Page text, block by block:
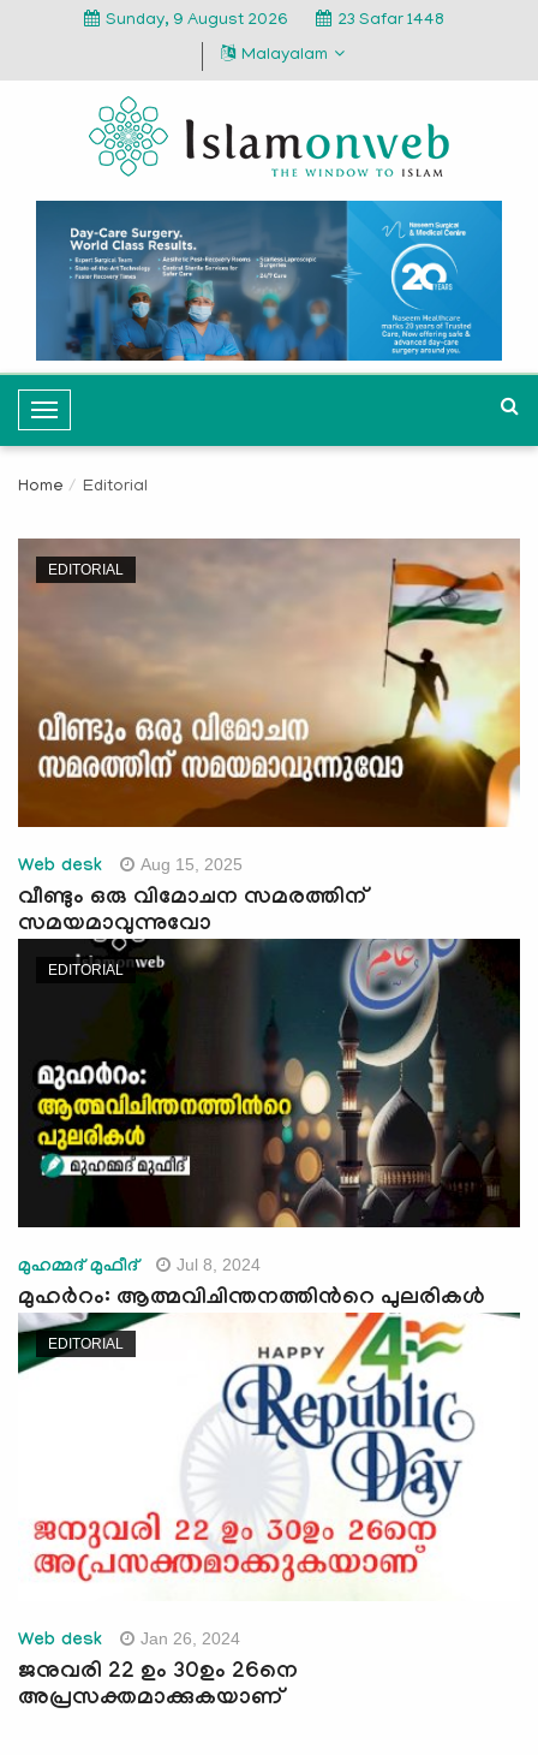
Sunday, 9 August 2026
23 Safar 1448
Malayalam
T
o
e
N
a
t
i
Home Editorial
EDITORIAL
Web desk Aug 15, 2025
വീണ്ടും ഒരു വിമോചന സമരത്തിന്
സമയമാവുന്നുവോ
EDITORIAL
മുഹമ്മദ് മുഫീദ് Jul 8, 2024
മുഹർറം: ആത്മവിചിന്തനത്തിൻറെ പുലരികൾ
EDITORIAL
Web desk Jan 26, 2024
ജനുവരി 22 ഉം 30ഉം 26നെ
അപ്രസക്തമാക്കുകയാണ്